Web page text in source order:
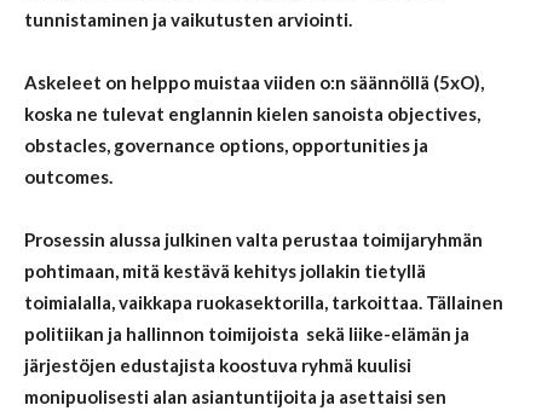
tunnistaminen ja vaikutusten arviointi.
Askeleet on helppo muistaa viiden o:n säännöllä (5xO),
koska ne tulevat englannin kielen sanoista objectives,
obstacles, governance options, opportunities ja
outcomes.
Prosessin alussa julkinen valta perustaa toimijaryhmän
pohtimaan, mitä kestävä kehitys jollakin tietyllä
toimialalla, vaikkapa ruokasektorilla, tarkoittaa. Tällainen
politiikan ja hallinnon toimijoista sekä liike-elämän ja
järjestöjen edustajista koostuva ryhmä kuulisi
monipuolisesti alan asiantuntijoita ja asettaisi sen